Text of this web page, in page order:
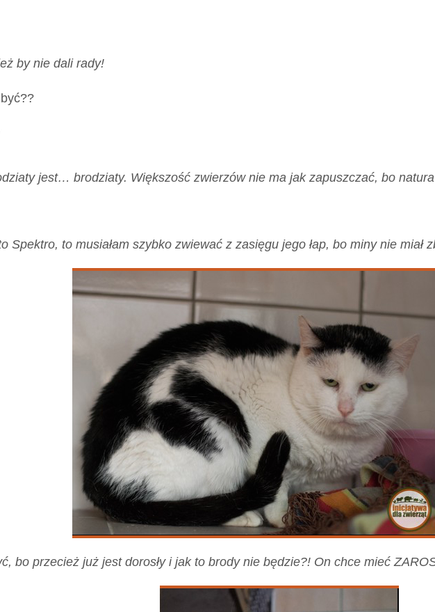
by nie dali rady!
jest… brodziaty. Większość zwierzów nie ma jak zapuszczać, bo
Spektro, to musiałam szybko zwiewać z zasięgu jego łap, bo miny nie miał
bo przecież już jest dorosły i jak to brody nie będzie?! On chce mieć